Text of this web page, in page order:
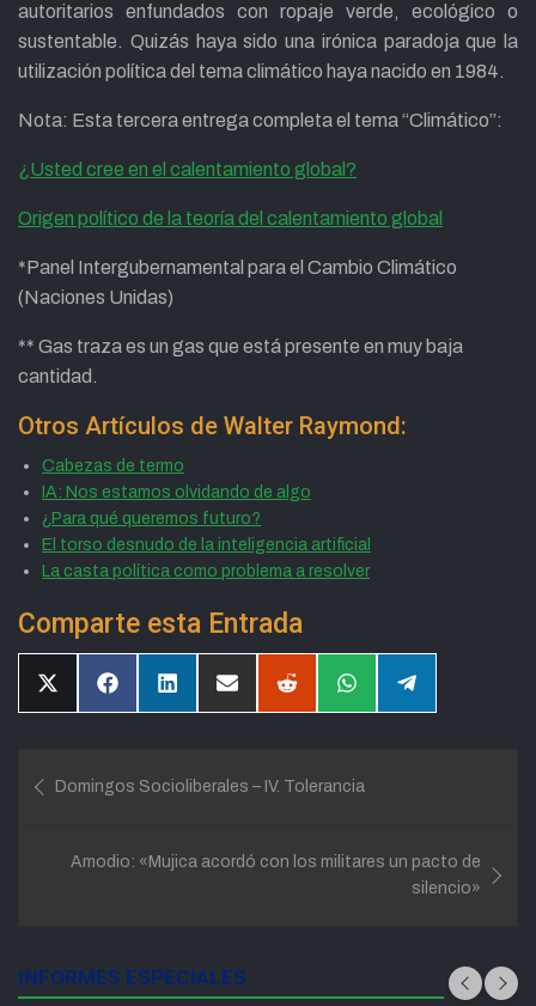
autoritarios enfundados con ropaje verde, ecológico o
sustentable. Quizás haya sido una irónica paradoja que la
utilización política del tema climático haya nacido en 1984.
Nota: Esta tercera entrega completa el tema “Climático”:
¿Usted cree en el calentamiento global?
Origen político de la teoría del calentamiento global
*Panel Intergubernamental para el Cambio Climático
(Naciones Unidas)
** Gas traza es un gas que está presente en muy baja
cantidad.
Otros Artículos de Walter Raymond:
Cabezas de termo
IA: Nos estamos olvidando de algo
¿Para qué queremos futuro?
El torso desnudo de la inteligencia artificial
La casta política como problema a resolver
Comparte esta Entrada
CompartirCompartirCompartirCompartirCompartirCompartirCompartir
de
Domingos Socioliberales – IV. Tolerancia
Amodio: «Mujica acordó con los militares un pacto de
silencio»
INFORMES ESPECIALES